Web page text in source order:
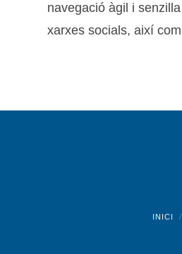
navegació àgil i
xarxes socials, així
INICI